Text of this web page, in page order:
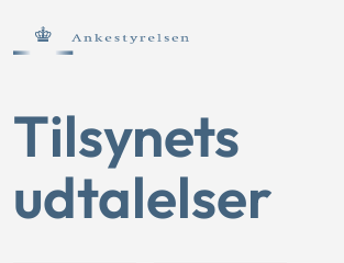
Tilsynets
udtalelser